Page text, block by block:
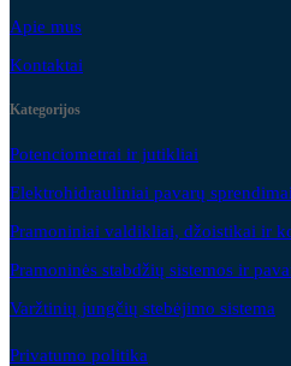
Apie mus
Kontaktai
Kategorijos
Potenciometrai ir jutikliai
Elektrohidrauliniai pavarų sprendimai
Pramoniniai valdikliai, džoistikai ir
Pramoninės stabdžių sistemos ir
Varžtinių jungčių stebėjimo sistema
Privatumo politika